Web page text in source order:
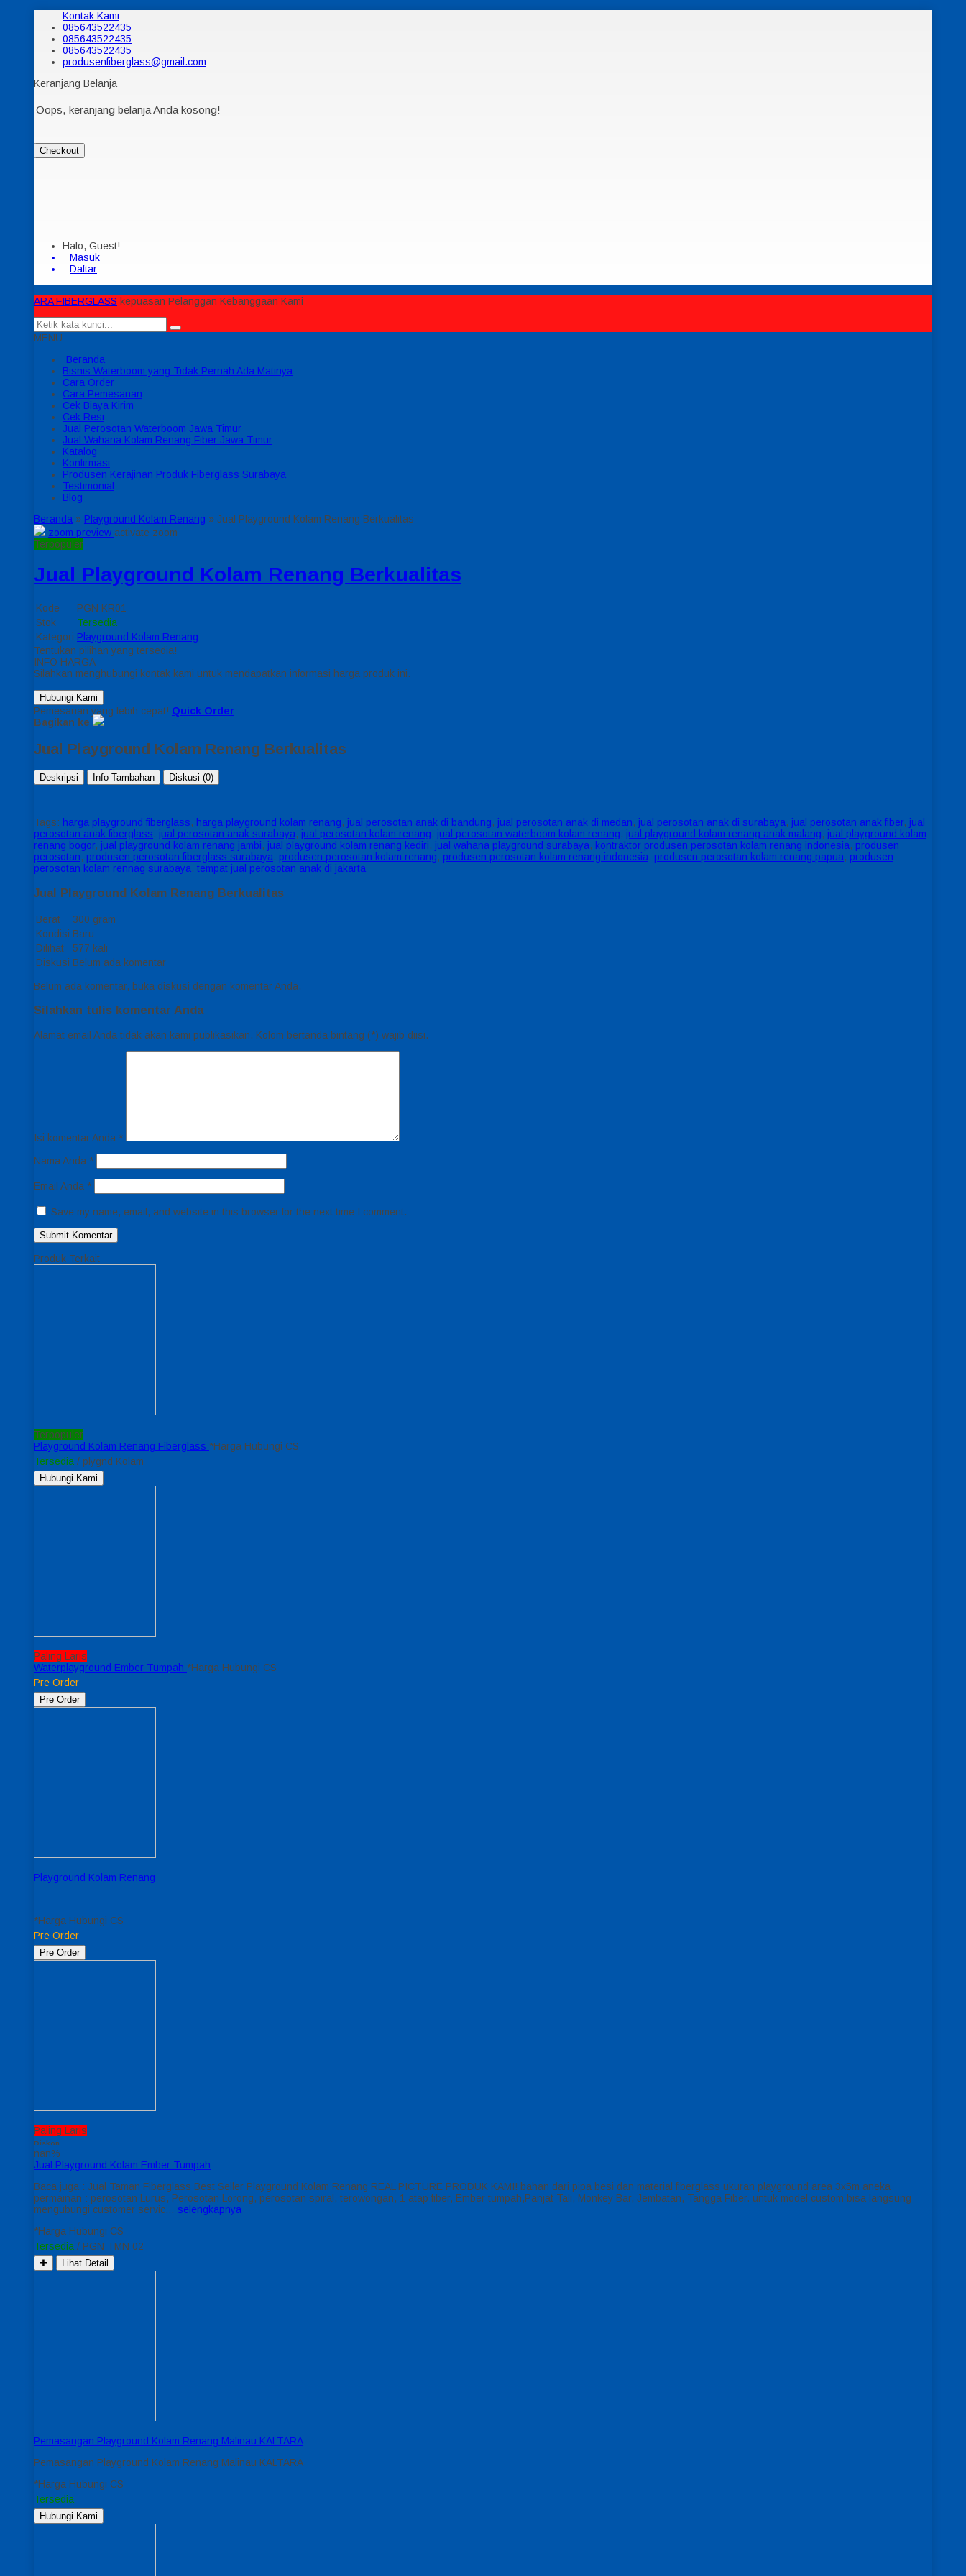
Kontak Kami
085643522435
085643522435
085643522435
produsenfiberglass@gmail.com
Keranjang Belanja
Oops, keranjang belanja Anda kosong!
Checkout
Halo, Guest!
Masuk
Daftar
ARA FIBERGLASS kepuasan Pelanggan Kebanggaan Kami
MENU
Beranda
Bisnis Waterboom yang Tidak Pernah Ada Matinya
Cara Order
Cara Pemesanan
Cek Biaya Kirim
Cek Resi
Jual Perosotan Waterboom Jawa Timur
Jual Wahana Kolam Renang Fiber Jawa Timur
Katalog
Konfirmasi
Produsen Kerajinan Produk Fiberglass Surabaya
Testimonial
Blog
Beranda » Playground Kolam Renang » Jual Playground Kolam Renang Berkualitas
zoom preview activate zoom
Terpopuler
Jual Playground Kolam Renang Berkualitas
Kode
PGN KR01
Stok
Tersedia
Kategori Playground Kolam Renang
Tentukan pilihan yang tersedia!
INFO HARGA
Silahkan menghubungi kontak kami untuk mendapatkan informasi harga produk ini.
Hubungi Kami
Pemesanan yang lebih cepat! Quick Order
Bagikan ke
Jual Playground Kolam Renang Berkualitas
Deskripsi Info Tambahan Diskusi (0)
Tags: harga playground fiberglass, harga playground kolam renang, jual perosotan anak di bandung, jual perosotan anak di medan, jual perosotan anak di surabaya, jual perosotan anak fiber, jual
perosotan anak fiberglass, jual perosotan anak surabaya, jual perosotan kolam renang, jual perosotan waterboom kolam renang, jual playground kolam renang anak malang, jual playground kolam
renang bogor, jual playground kolam renang jambi, jual playground kolam renang kediri, jual wahana playground surabaya, kontraktor produsen perosotan kolam renang indonesia, produsen
perosotan, produsen perosotan fiberglass surabaya, produsen perosotan kolam renang, produsen perosotan kolam renang indonesia, produsen perosotan kolam renang papua, produsen
perosotan kolam rennag surabaya, tempat jual perosotan anak di jakarta
Jual Playground Kolam Renang Berkualitas
Berat
300 gram
Kondisi Baru
Dilihat
577 kali
Diskusi Belum ada komentar
Belum ada komentar, buka diskusi dengan komentar Anda.
Silahkan tulis komentar Anda
Alamat email Anda tidak akan kami publikasikan. Kolom bertanda bintang (*) wajib diisi.
Isi komentar Anda *
Nama Anda *
Email Anda *
Save my name, email, and website in this browser for the next time I comment.
Produk Terkait
Terpopuler
Playground Kolam Renang Fiberglass *Harga Hubungi CS
Tersedia / plygnd Kolam
Hubungi Kami
Paling Laris
Waterplayground Ember Tumpah *Harga Hubungi CS
Pre Order
Pre Order
Playground Kolam Renang
*Harga Hubungi CS
Pre Order
Pre Order
Paling Laris
Diskon
nan%
Jual Playground Kolam Ember Tumpah
Baca juga : Jual Taman Fiberglass Best Seller Playground Kolam Renang REAL PICTURE PRODUK KAMI! bahan dari pipa besi dan material fiberglass ukuran playground area 3x5m aneka
permainan : perosotan Lurus, Perosotan Lorong, perosotan spiral, terowongan, 1 atap fiber, Ember tumpah,Panjat Tali, Monkey Bar, Jembatan, Tangga Fiber. untuk model custom bisa langsung
mengubungi customer servic… selengkapnya
*Harga Hubungi CS
Tersedia / PGN TMN 02
✚ Lihat Detail
Pemasangan Playground Kolam Renang Malinau KALTARA
Pemasangan Playground Kolam Renang Malinau KALTARA
*Harga Hubungi CS
Tersedia
Hubungi Kami